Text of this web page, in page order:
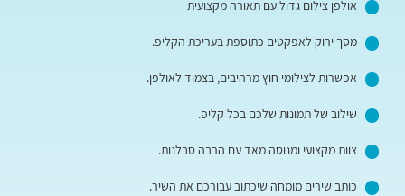
אולפן צילום גדול עם תאורה מקצועית
מסך ירוק לאפקטים כתוספת בעריכת הקליפ.
אפשרות לצילומי חוץ מרהיבים, בצמוד לאולפן.
שילוב של תמונות שלכם בכל קליפ.
צוות מקצועי ומנוסה מאד עם הרבה סבלנות.
כותב שירים מומחה שיכתוב עבורכם את השיר.